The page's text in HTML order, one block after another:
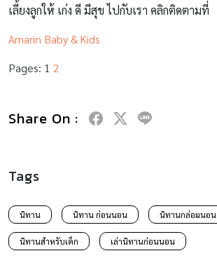
เลี้ยงลูกให้ เก่ง ดี มีสุข ไปกับเรา คลิกติดตามที่
Amarin Baby & Kids
Pages: 1 2
Share On :
Tags
นิทาน นิทาน ก่อนนอน นิทานกล่อมนอน
นิทานสำหรับเด็ก เล่านิทานก่อนนอน